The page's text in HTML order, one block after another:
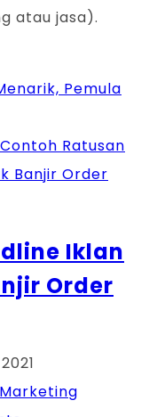
atau jasa).
Pemula
Iklan
Order